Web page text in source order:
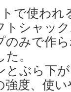
で使われ
トシャッ
のみで作
た。
とぶら下
強度、使